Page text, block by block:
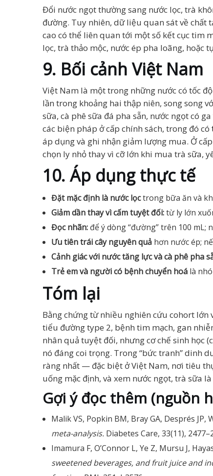
Đổi nước ngọt thường sang nước lọc, trà
đường. Tuy nhiên, dữ liệu quan sát về chất
cao có thể liên quan tới một số kết cục tim
lọc, trà thảo mộc, nước ép pha loãng, hoặc
9. Bối cảnh Việt Nam
Việt Nam là một trong những nước có tốc
lần trong khoảng hai thập niên, song song
sữa, cà phê sữa đá pha sẵn, nước ngọt có
các biện pháp ở cấp chính sách, trong đó có
áp dụng và ghi nhận giảm lượng mua. Ở
chọn ly nhỏ thay vì cỡ lớn khi mua trà sữa,
10. Áp dụng thực tế
Đặt mặc định là nước lọctrong bữa ăn và
Giảm dần thay vì cấm tuyệt đối:từ ly lớn
Đọc nhãn: để ý dòng “đường” trên 100
Ưu tiên trái cây nguyên quả hơn nước ép;
Cảnh giác với nước tăng lực và cà phê pha
Trẻ em và người có bệnh chuyển hoá là
Tóm lại
Bằng chứng từ nhiều nghiên cứu cohort
tiểu đường type 2, bệnh tim mạch, gan
nhân quả tuyệt đối, nhưng cơ chế sinh học
nó đáng coi trọng. Trong “bức tranh” dinh
ràng nhất — đặc biệt ở Việt Nam, nơi tiêu
uống mặc định, và xem nước ngọt, trà sữa
Gợi ý đọc thêm (nguồn
Malik VS, Popkin BM, Bray GA, Després JP,
meta-analysis. Diabetes Care, 33(11),
Imamura F, O’Connor L, Ye Z, Mursu J,
sweetened beverages, and fruit juice and